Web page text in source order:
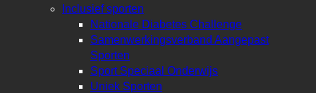
Inclusief sporten
Nationale Diabetes Challenge
Samenwerkingsverband Aangepast
Sporten
Sport Speciaal Onderwijs
Uniek Sporten